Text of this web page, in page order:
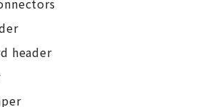
header